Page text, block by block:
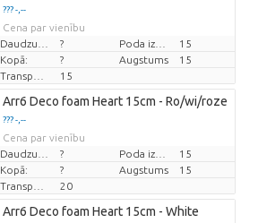
??? -,--
Cena par vienību
?
15
Kopā:
? Augstums
15
15
Arr6 Deco foam Heart 15cm - Ro/wi/roze
??? -,--
Cena par vienību
?
15
Kopā:
? Augstums
15
20
Arr6 Deco foam Heart 15cm - White